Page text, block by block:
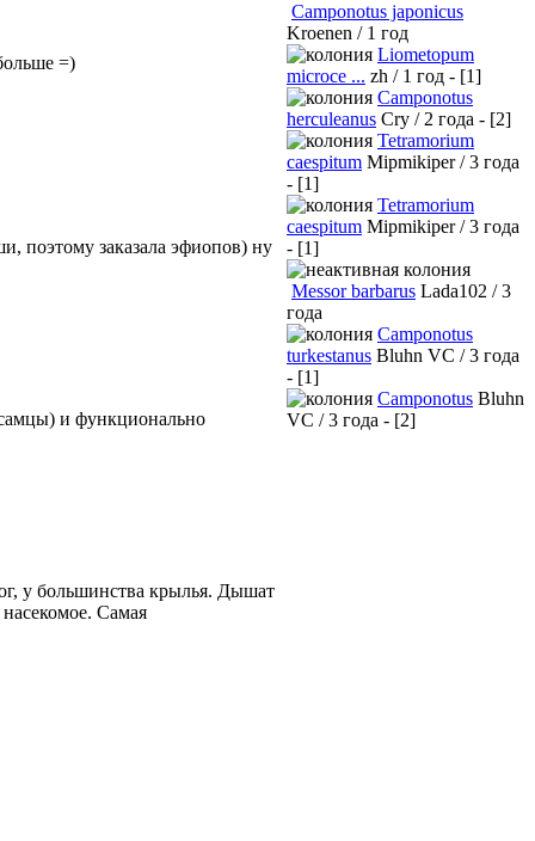
=)
поэтому заказала эфиопов) ну
и функционально
у большинства крылья. Дышат
Самая
Camponotus japonicus
Kroenen / 1 год
Liometopum
microce ... zh / 1 год - [1]
Camponotus
herculeanus Cry / 2 года - [2]
Tetramorium
caespitum Mipmikiper / 3 года
- [1]
Tetramorium
caespitum Mipmikiper / 3 года
- [1]
Messor barbarus Lada102 / 3
года
Camponotus
turkestanus Bluhn VC / 3 года
- [1]
Camponotus Bluhn
VC / 3 года - [2]